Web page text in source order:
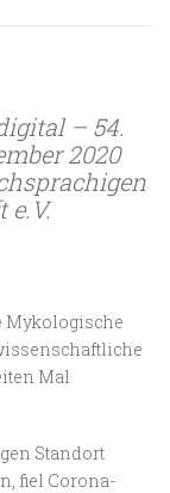
– 54.
2020
e.V.
Mykologische
Mal
Standort
fiel Corona-